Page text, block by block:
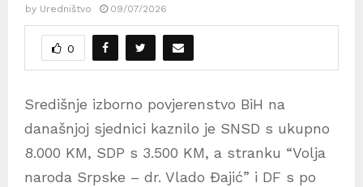
by Uredništvo 09/07/2026
0
Središnje izborno povjerenstvo BiH na
današnjoj sjednici kaznilo je SNSD s ukupno
8.000 KM, SDP s 3.500 KM, a stranku “Volja
naroda Srpske – dr. Vlado Đajić” i DF s po